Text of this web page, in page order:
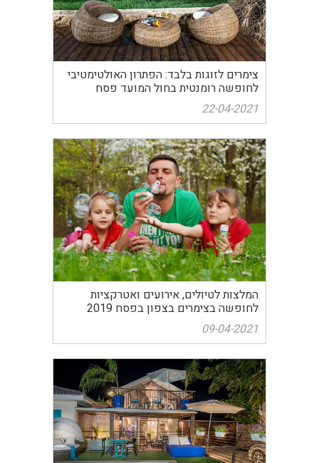
צימרים לזוגות בלבד: הפתרון האולטימטיבי
לחופשה רומנטית בחול המועד פסח
22-04-2021
המלצות לטיולים, אירועים ואטרקציות
לחופשה בצימרים בצפון בפסח 2019
09-04-2021